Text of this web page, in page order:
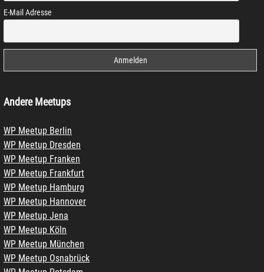
E-Mail Adresse
Andere Meetups
WP Meetup Berlin
WP Meetup Dresden
WP Meetup Franken
WP Meetup Frankfurt
WP Meetup Hamburg
WP Meetup Hannover
WP Meetup Jena
WP Meetup Köln
WP Meetup München
WP Meetup Osnabrück